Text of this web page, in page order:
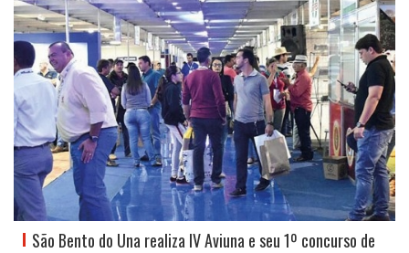
São Bento do Una realiza IV Aviuna e seu 1º concurso de